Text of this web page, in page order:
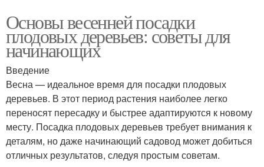
Основы весенней посадки
плодовых деревьев: советы для
начинающих
Введение
Весна — идеальное время для посадки плодовых
деревьев. В этот период растения наиболее легко
переносят пересадку и быстрее адаптируются к новому
месту. Посадка плодовых деревьев требует внимания к
деталям, но даже начинающий садовод может добиться
отличных результатов, следуя простым советам.